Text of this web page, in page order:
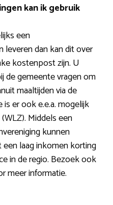
kan ik gebruik
een
dan kan dit over
kostenpost zijn. U
de gemeente vragen om
maaltijden via de
er ook e.e.a. mogelijk
Middels een
kunnen
laag inkomen korting
in de regio. Bezoek ook
meer informatie.